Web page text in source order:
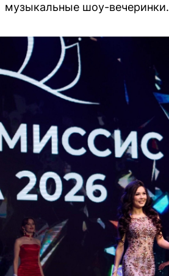
музыкальные шоу-вечеринки.